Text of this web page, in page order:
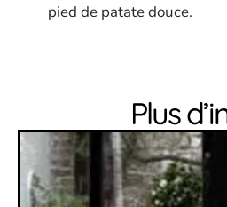
pied de patate douce.
Plus